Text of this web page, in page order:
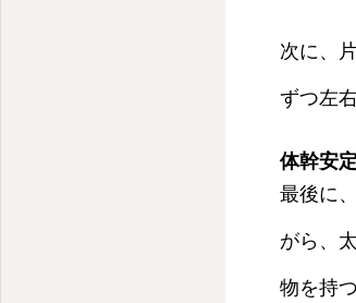
次に、
ずつ左
体幹安
最後に
がら、
物を持